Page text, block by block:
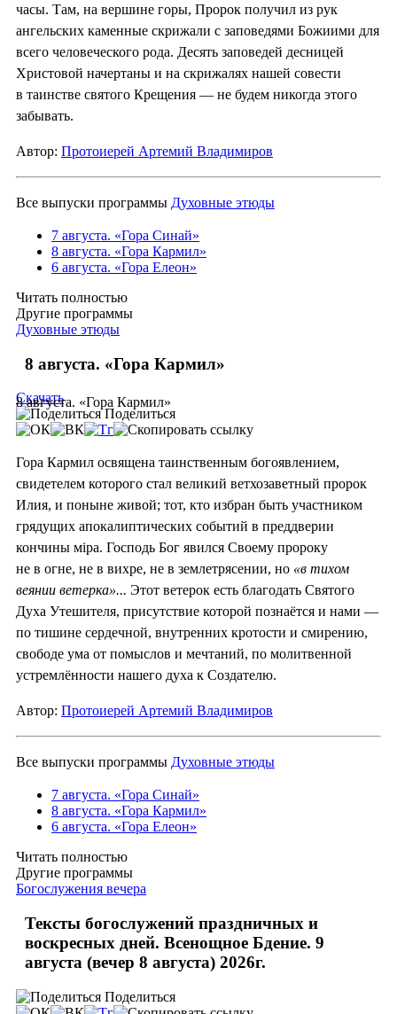
часы. Там, на вершине горы, Пророк получил из рук
ангельских каменные скрижали с заповедями Божиими для
всего человеческого рода. Десять заповедей десницей
Христовой начертаны и на скрижалях нашей совести
в таинстве святого Крещения — не будем никогда этого
забывать.
Автор: Протоиерей Артемий Владимиров
Все выпуски программы Духовные этюды
7 августа. «Гора Синай»
8 августа. «Гора Кармил»
6 августа. «Гора Елеон»
Читать полностью
Другие программы
Духовные этюды
8 августа. «Гора Кармил»
8 августа. «Гора Кармил»
Скачать
Поделиться
Гора Кармил освящена таинственным богоявлением,
свидетелем которого стал великий ветхозаветный пророк
Илия, и поныне живой; тот, кто избран быть участником
грядущих апокалиптических событий в преддверии
кончины мiра. Господь Бог явился Своему пророку
не в огне, не в вихре, не в землетрясении, но «в тихом
веянии ветерка»... Этот ветерок есть благодать Святого
Духа Утешителя, присутствие которой познаётся и нами —
по тишине сердечной, внутренних кротости и смирению,
свободе ума от помыслов и мечтаний, по молитвенной
устремлённости нашего духа к Создателю.
Автор: Протоиерей Артемий Владимиров
Все выпуски программы Духовные этюды
7 августа. «Гора Синай»
8 августа. «Гора Кармил»
6 августа. «Гора Елеон»
Читать полностью
Другие программы
Богослужения вечера
Тексты богослужений праздничных и
воскресных дней. Всенощное Бдение. 9
августа (вечер 8 августа) 2026г.
Поделиться